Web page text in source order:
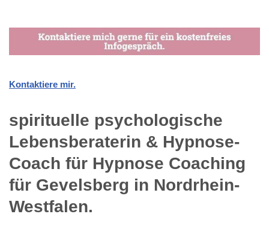
Kontaktiere mir.
spirituelle psychologische
Lebensberaterin & Hypnose-
Coach für Hypnose Coaching
für Gevelsberg in Nordrhein-
Westfalen.